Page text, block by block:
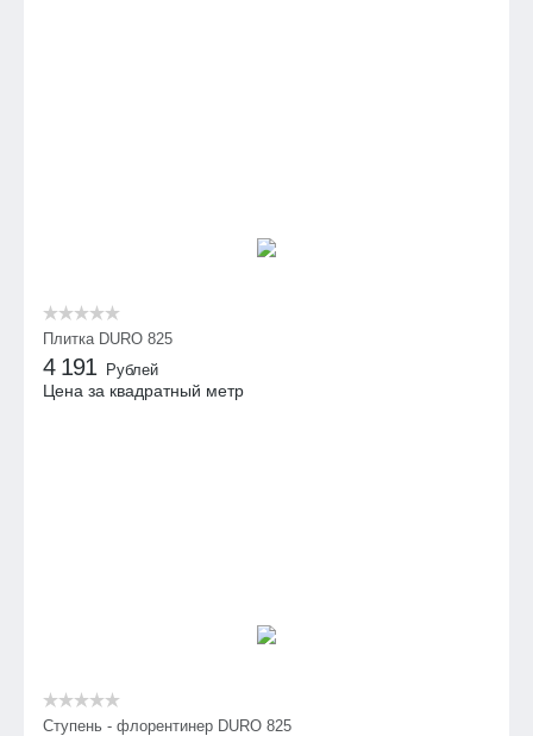
Плитка DURO 825
4 191 Рублей
Цена за квадратный метр
Ступень - флорентинер DURO 825